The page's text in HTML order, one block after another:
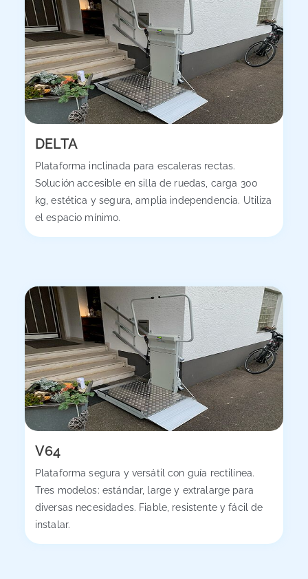
DELTA
Plataforma inclinada para escaleras rectas.
Solución accesible en silla de ruedas, carga 300
kg, estética y segura, amplia independencia. Utiliza
el espacio mínimo.
V64
Plataforma segura y versátil con guía rectilínea.
Tres modelos: estándar, large y extralarge para
diversas necesidades. Fiable, resistente y fácil de
instalar.